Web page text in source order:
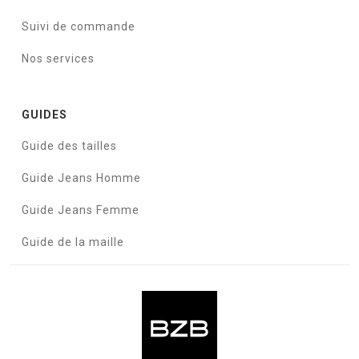
Suivi de commande
Nos services
GUIDES
Guide des tailles
Guide Jeans Homme
Guide Jeans Femme
Guide de la maille